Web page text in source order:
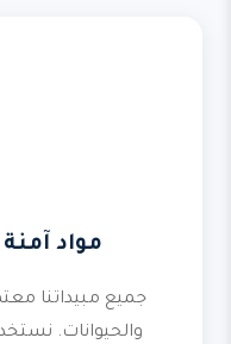
مواد
جميع مبيداتنا
والحيوانات.